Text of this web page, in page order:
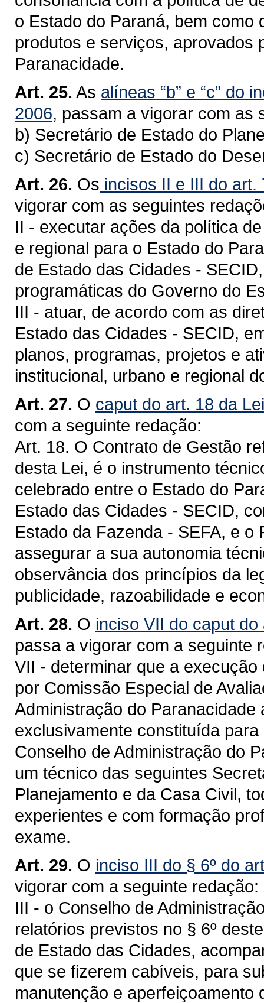
o Estado do Paraná, bem
produtos e serviços, aprovados
Paranacidade.
Art. 25. As alíneas “b” e “c” do
2006, passam a vigorar com as
b) Secretário de Estado do
c) Secretário de Estado do
Art. 26. Os incisos II e III do art.
vigorar com as seguintes
II - executar ações da política
e regional para o Estado do
de Estado das Cidades -
programáticas do Governo do
III - atuar, de acordo com as
Estado das Cidades - SECID,
planos, programas, projetos e
institucional, urbano e regional
Art. 27. O caput do art. 18 da
com a seguinte redação:
Art. 18. O Contrato de Gestão
desta Lei, é o instrumento
celebrado entre o Estado do
Estado das Cidades - SECID,
Estado da Fazenda - SEFA, e o
assegurar a sua autonomia
observância dos princípios da
publicidade, razoabilidade e
Art. 28. O inciso VII do caput
passa a vigorar com a seguinte
VII - determinar que a
por Comissão Especial de
Administração do
exclusivamente constituída
Conselho de Administração do
um técnico das seguintes
Planejamento e da Casa Civil,
experientes e com formação
exame.
Art. 29. O inciso III do § 6º do
vigorar com a seguinte redação:
III - o Conselho de
relatórios previstos no § 6º
de Estado das Cidades,
que se fizerem cabíveis, para
manutenção e aperfeiçoamento